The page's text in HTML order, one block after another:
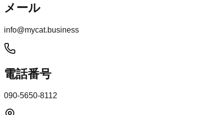
メール
info@mycat.business
電話番号
090-5650-8112